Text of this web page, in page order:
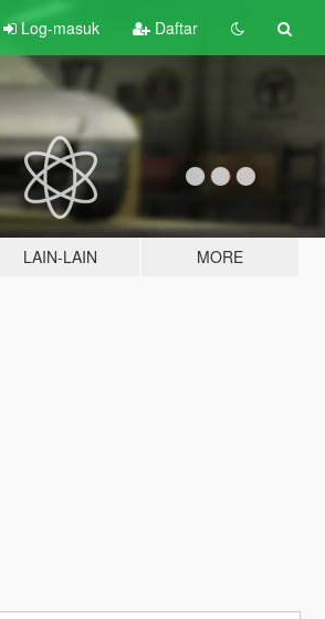
Log-masuk Daftar
LAIN-LAIN MORE